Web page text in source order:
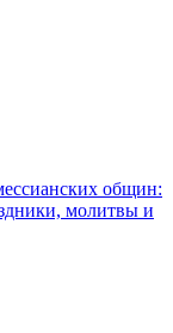
общин:
молитвы и